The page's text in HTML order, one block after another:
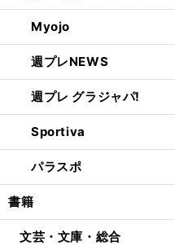
Myojo
週プレNEWS
週プレ グラジャパ!
Sportiva
パラスポ
書籍
文芸・文庫・総合